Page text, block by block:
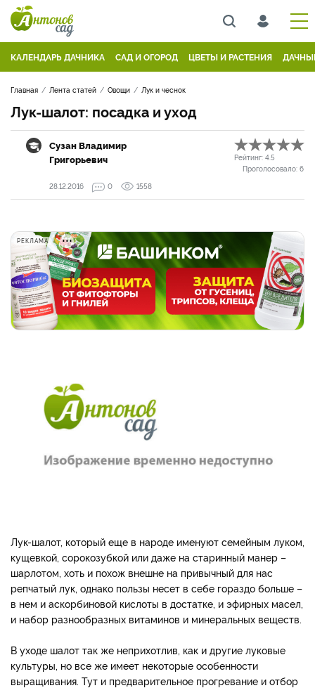
КАЛЕНДАРЬ ДАЧНИКА САД И ОГОРОД ЦВЕТЫ И РАСТЕНИЯ
Главная Лента статей Овощи Лук и чеснок
​Лук-шалот: посадка и уход
Сузан Владимир
Григорьевич
Рейтинг: 4.5
Проголосовало: 6
28.12.2016
0 1558
РЕКЛАМА
Лук-шалот, который еще в народе именуют семейным луком,
кущевкой, сорокозубкой или даже на старинный манер –
шарлотом, хоть и похож внешне на привычный для нас
репчатый лук, однако пользы несет в себе гораздо больше –
в нем и аскорбиновой кислоты в достатке, и эфирных масел,
и набор разнообразных витаминов и минеральных веществ.
В уходе шалот так же неприхотлив, как и другие луковые
культуры, но все же имеет некоторые особенности
выращивания. Тут и предварительное прогревание и отбор